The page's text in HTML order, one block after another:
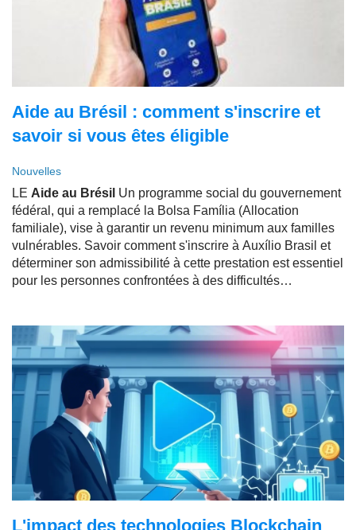
Aide au Brésil : comment s'inscrire et
savoir si vous êtes éligible
Nouvelles
LE Aide au Brésil Un programme social du gouvernement
fédéral, qui a remplacé la Bolsa Família (Allocation
familiale), vise à garantir un revenu minimum aux familles
vulnérables. Savoir comment s'inscrire à Auxílio Brasil et
déterminer son admissibilité à cette prestation est essentiel
pour les personnes confrontées à des difficultés
L'impact des technologies Blockchain